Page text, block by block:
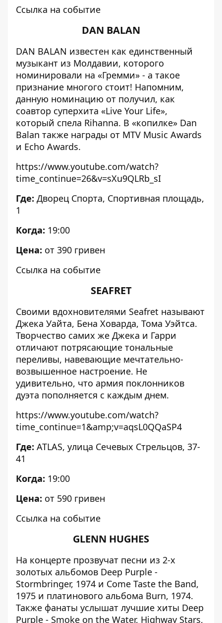
Ссылка на событие
DAN BALAN
DAN BALAN известен как единственный
музыкант из Молдавии, которого
номинировали на «Гремми» - а такое
признание многого стоит! Напомним,
данную номинацию от получил, как
соавтор суперхита «Live Your Life»,
который спела Rihanna. В «копилке» Dan
Balan также награды от MTV Music Awards
и Echo Awards.
https://www.youtube.com/watch?
time_continue=26&v=sXu9QLRb_sI
Где: Дворец Спорта, Спортивная площадь,
1
Когда: 19:00
Цена: от 390 гривен
Ссылка на событие
SEAFRET
Своими вдохновителями Seafret называют
Джека Уайта, Бена Ховарда, Тома Уэйтса.
Творчество самих же Джека и Гарри
отличают потрясающие тональные
переливы, навевающие мечтательно-
возвышенное настроение. Не
удивительно, что армия поклонников
дуэта пополняется с каждым днем.
https://www.youtube.com/watch?
time_continue=1&amp;v=aqsL0QQaSP4
Где: ATLAS, улица Сечевых Стрельцов, 37-
41
Когда: 19:00
Цена: от 590 гривен
Ссылка на событие
GLENN HUGHES
На концерте прозвучат песни из 2-х
золотых альбомов Deep Purple -
Stormbringer, 1974 и Come Taste the Band,
1975 и платинового альбома Burn, 1974.
Также фанаты услышат лучшие хиты Deep
Purple - Smoke on the Water, Highway Stars,